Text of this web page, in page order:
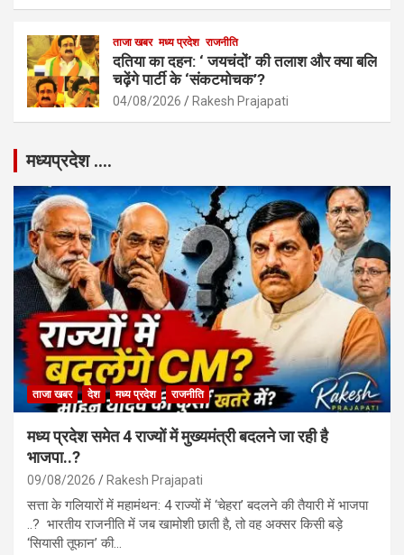
ताजा खबर मध्य प्रदेश राजनीति
दतिया का दहन: ‘ जयचंदों’ की तलाश और क्या बलि
चढ़ेंगे पार्टी के ‘संकटमोचक’?
04/08/2026 Rakesh Prajapati
मध्यप्रदेश ….
ताजा खबर देश मध्य प्रदेश राजनीति
मध्य प्रदेश समेत 4 राज्यों में मुख्यमंत्री बदलने जा रही है
भाजपा..?
09/08/2026 Rakesh Prajapati
सत्ता के गलियारों में महामंथन: 4 राज्यों में ‘चेहरा’ बदलने की तैयारी में भाजपा
..? भारतीय राजनीति में जब खामोशी छाती है, तो वह अक्सर किसी बड़े
‘सियासी तूफान’ की…